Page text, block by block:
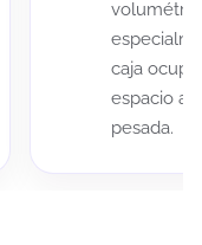
caja
espacio
pesada.